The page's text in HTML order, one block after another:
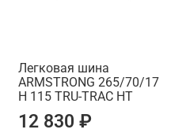
Легковая шина
ARMSTRONG 265/70/17
H 115 TRU-TRAC HT
12 830 ₽